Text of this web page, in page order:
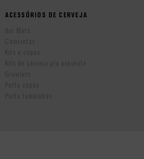
ACESSÓRIOS DE CERVEJA
Bar Mats
Camisetas
Kits e copos
Kits de cerveja pra presente
Growlers
Porta copos
Porta tampinhas